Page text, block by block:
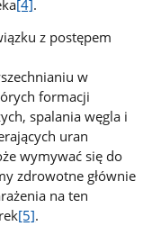
[4].
z postępem
w
formacji
spalania węgla i
uran
wymywać się do
zdrowotne głównie
na ten
[5].